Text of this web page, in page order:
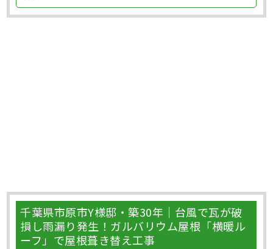
千葉県市原市Y様邸・築30年｜台風で瓦が破
損し雨漏り発生！ガルバリウム屋根「横暖ル
ーフ」で屋根葺き替え工事